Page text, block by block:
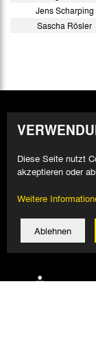
Jens Scharping
Sascha Rösler
Diese Seite nutzt
akzeptieren oder
Weitere
Ablehnen